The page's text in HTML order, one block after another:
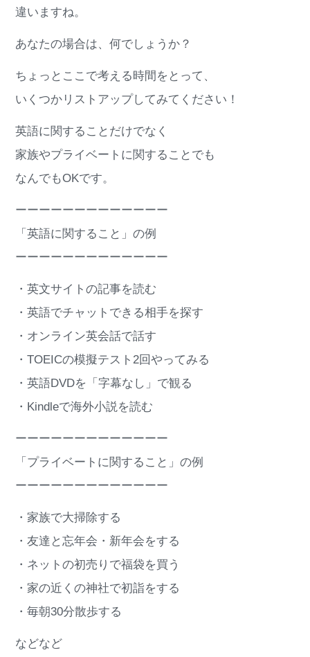
違いますね。
あなたの場合は、何でしょうか？
ちょっとここで考える時間をとって、
いくつかリストアップしてみてください！
英語に関することだけでなく
家族やプライベートに関することでも
なんでもOKです。
ーーーーーーーーーーーーー
「英語に関すること」の例
ーーーーーーーーーーーーー
・英文サイトの記事を読む
・英語でチャットできる相手を探す
・オンライン英会話で話す
・TOEICの模擬テスト2回やってみる
・英語DVDを「字幕なし」で観る
・Kindleで海外小説を読む
ーーーーーーーーーーーーー
「プライベートに関すること」の例
ーーーーーーーーーーーーー
・家族で大掃除する
・友達と忘年会・新年会をする
・ネットの初売りで福袋を買う
・家の近くの神社で初詣をする
・毎朝30分散歩する
などなど